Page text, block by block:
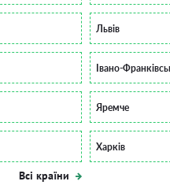
Всі країни
Львів
Івано-
Яремче
Харків